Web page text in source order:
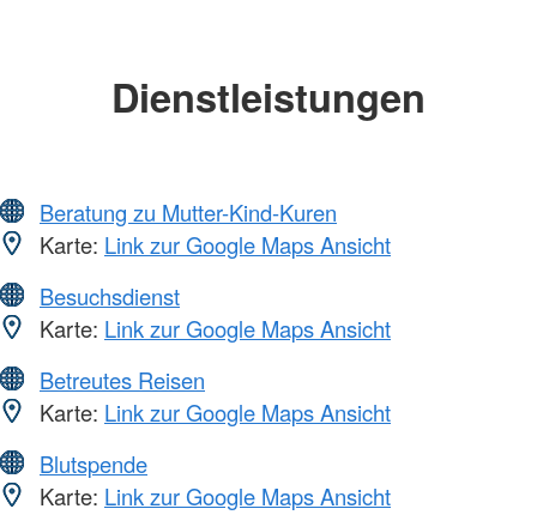
Dienstleistungen
Beratung zu Mutter-Kind-Kuren
Karte: Link zur Google Maps Ansicht
Besuchsdienst
Karte: Link zur Google Maps Ansicht
Betreutes Reisen
Karte: Link zur Google Maps Ansicht
Blutspende
Karte: Link zur Google Maps Ansicht